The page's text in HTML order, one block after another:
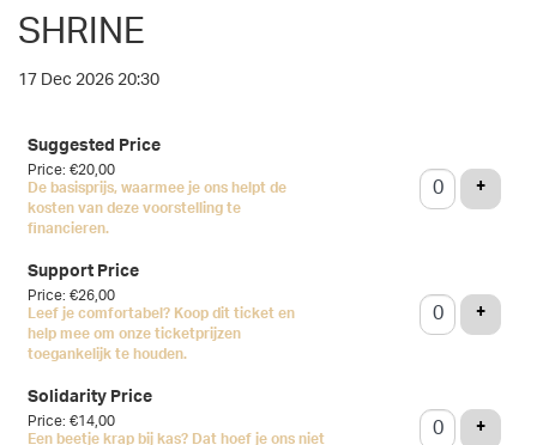
SHRINE
17 Dec 2026 20:30
Suggested Price
Price: €20,00
De basisprijs, waarmee je ons helpt de
kosten van deze voorstelling te
financieren.
+ADD
Support Price
Price: €26,00
Leef je comfortabel? Koop dit ticket en
help mee om onze ticketprijzen
toegankelijk te houden.
+ADD
Solidarity Price
Price: €14,00 +ADD